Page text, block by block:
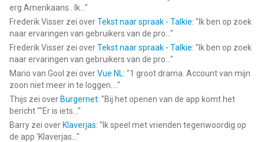
erg Amerikaans.. Ik... "
Frederik Visser zei overTekst naar spraak - Talkie: " Ik ben op zoek
naar ervaringen van gebruikers van de pro... "
Frederik Visser zei overTekst naar spraak - Talkie: " Ik ben op zoek
naar ervaringen van gebruikers van de pro... "
Mario van Gool zei overVue NL: "1 groot drama. Account van mijn
zoon niet meer in te loggen.... "
Thijs zei over Burgernet: "Bij het openen van de app komt het
bericht ""Er is iets... "
Barry zei over Klaverjas: " Ik speel met vrienden tegenwoordig op
de app ‘Klaverjas... "